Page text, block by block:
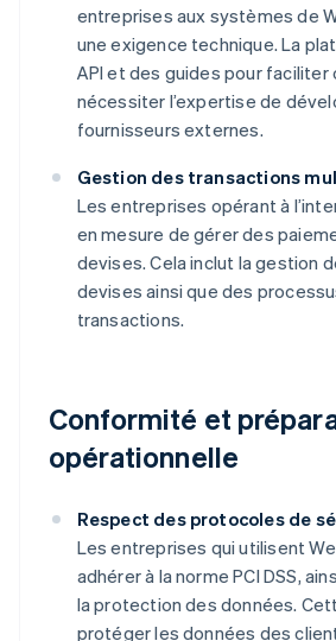
entreprises aux systèmes de
une exigence technique. La
API et des guides pour
nécessiter l’expertise de
fournisseurs externes.
Gestion des transactions
Les entreprises opérant à
en mesure de gérer des
devises. Cela inclut la gestion
devises ainsi que des
transactions.
Conformité et
opérationnelle
Respect des protocoles de
Les entreprises qui utilisent
adhérer à la norme PCI DSS,
la protection des données.
protéger les données des